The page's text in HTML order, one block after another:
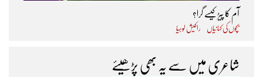
آم کا پیڑ کیسے گرا؟
بچوں کی کہانیاں راکیش لوہیا
شاعری میں سے یہ بھی پڑھیئے